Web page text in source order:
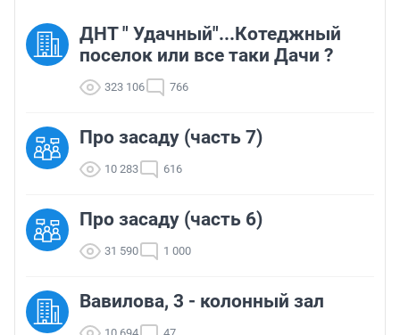
ДНТ " Удачный"...Котеджный
поселок или все таки Дачи ?
323 106 766
Про засаду (часть 7)
10 283 616
Про засаду (часть 6)
31 590 1 000
Вавилова, 3 - колонный зал